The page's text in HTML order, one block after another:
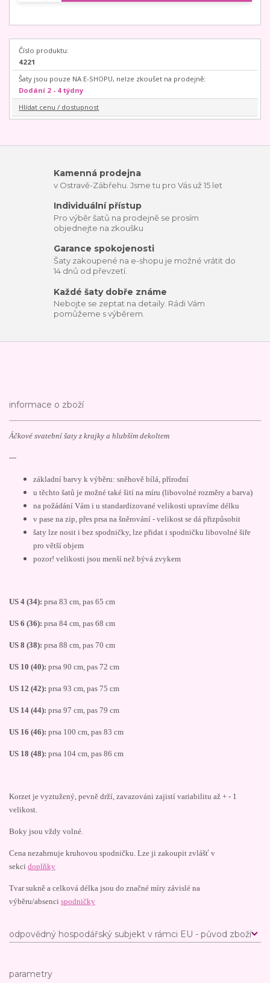
Číslo produktu:
4221
Šaty jsou pouze NA E-SHOPU, nelze zkoušet na prodejně:
Dodání 2 - 4 týdny
Hlídat cenu / dostupnost
Kamenná prodejna
v Ostravě-Zábřehu. Jsme tu pro Vás už 15 let
Individuální přístup
Pro výběr šatů na prodejně se prosím
objednejte na zkoušku
Garance spokojenosti
Šaty zakoupené na e-shopu je možné vrátit do
14 dnů od převzetí.
Každé šaty dobře známe
Nebojte se zeptat na detaily. Rádi Vám
pomůžeme s výběrem.
informace o zboží
Áčkové svatební šaty z krajky a hlubším dekoltem
---
základní barvy k výběru: sněhově bílá, přírodní
u těchto šatů je možné také šití na míru (libovolné rozměry a barva)
na požádání Vám i u standardizované velikosti upravíme délku
v pase na zip, přes prsa na šněrování - velikost se dá přizpůsobit
šaty lze nosit i bez spodničky, lze přidat i spodničku libovolné šiře
pro větší objem
pozor! velikosti jsou menší než bývá zvykem
US 4 (34): prsa 83 cm, pas 65 cm
US 6 (36): prsa 84 cm, pas 68 cm
US 8 (38): prsa 88 cm, pas 70 cm
US 10 (40): prsa 90 cm, pas 72 cm
US 12 (42): prsa 93 cm, pas 75 cm
US 14 (44): prsa 97 cm, pas 79 cm
US 16 (46): prsa 100 cm, pas 83 cm
US 18 (48): prsa 104 cm, pas 86 cm
Korzet je vyztužený, pevně drží, zavazováni zajistí variabilitu až + - 1
velikost.
Boky jsou vždy volné.
Cena nezahrnuje kruhovou spodničku. Lze ji zakoupit zvlášť v
sekci doplňky
Tvar sukně a celková délka jsou do značné míry závislé na
výběru/absenci spodničky
odpovědný hospodářský subjekt v rámci EU - původ zboží
parametry